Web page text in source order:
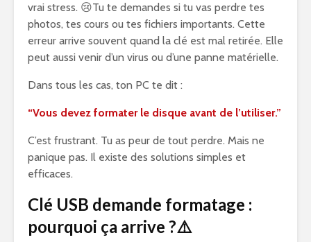
vrai stress. 😢Tu te demandes si tu vas perdre tes
photos, tes cours ou tes fichiers importants. Cette
erreur arrive souvent quand la clé est mal retirée. Elle
peut aussi venir d’un virus ou d’une panne matérielle.
Dans tous les cas, ton PC te dit :
“Vous devez formater le disque avant de l’utiliser.”
C’est frustrant. Tu as peur de tout perdre. Mais ne
panique pas. Il existe des solutions simples et
efficaces.
Clé USB demande formatage :
pourquoi ça arrive ?⚠️